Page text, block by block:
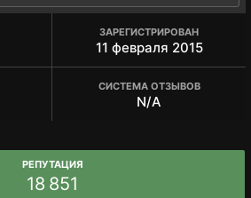
ЗАРЕГИСТРИРОВАН
11 февраля 2015
СИСТЕМА ОТЗЫВОВ
N/A
РЕПУТАЦИЯ
18 851